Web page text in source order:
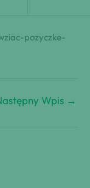
pozyczke-
Wpis →